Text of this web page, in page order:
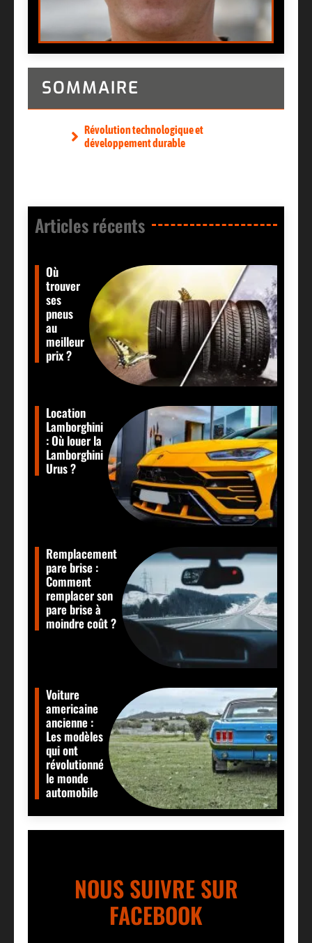
SOMMAIRE
Révolution technologique et
développement durable
Articles récents​
Où
trouver
ses
pneus
au
meilleur
prix ?
Location
Lamborghini
: Où louer la
Lamborghini
Urus ?
Remplacement
pare brise :
Comment
remplacer son
pare brise à
moindre coût ?
Voiture
americaine
ancienne :
Les modèles
qui ont
révolutionné
le monde
automobile
NOUS SUIVRE SUR
FACEBOOK